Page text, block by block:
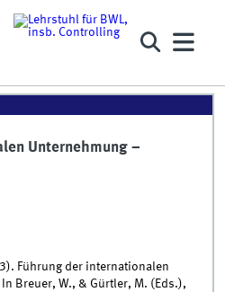
Unternehmung –
Führung der internationalen
Breuer, W., & Gürtler, M. (Eds.),